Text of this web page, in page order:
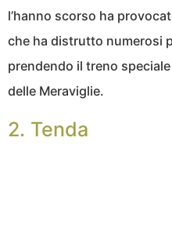
l’hanno scorso ha
che ha distrutto numerosi
prendendo il treno
delle Meraviglie.
2. Tenda